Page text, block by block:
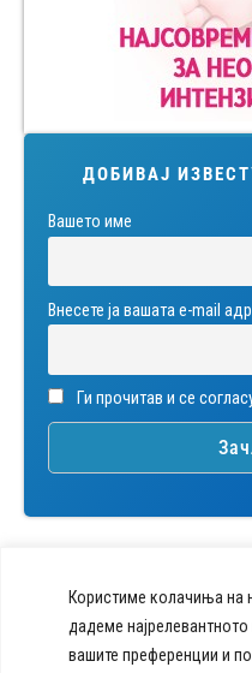
Користиме колачиња на
дадеме
вашите преференции и
ДОБИВАЈ
Вашето име
Внесете ја вашата е-mail
Ги прочитав и се